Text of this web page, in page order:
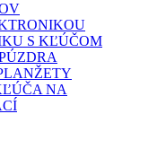
S KĽÚČOM
NA